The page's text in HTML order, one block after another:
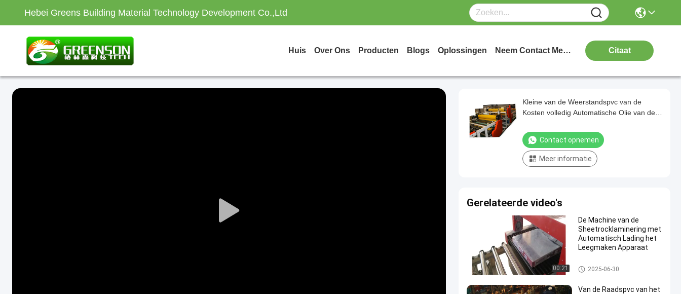
Hebei Greens Building Material Technology Development Co.,Ltd
Huis Over Ons Producten Blogs Oplossingen Neem Contact Met Ons Op Citaat
Play
Kleine van de Weerstandspvc van de
Kosten volledig Automatische Olie van de
Contact opnemen
Meer informatie
Gerelateerde video's
00:21
De Machine van de
Sheetrocklaminering met
Automatisch Lading het
Leegmaken Apparaat
Volledig Automatische Lamin
eringsmachine
2025-06-30
Van de Raadspvc van het